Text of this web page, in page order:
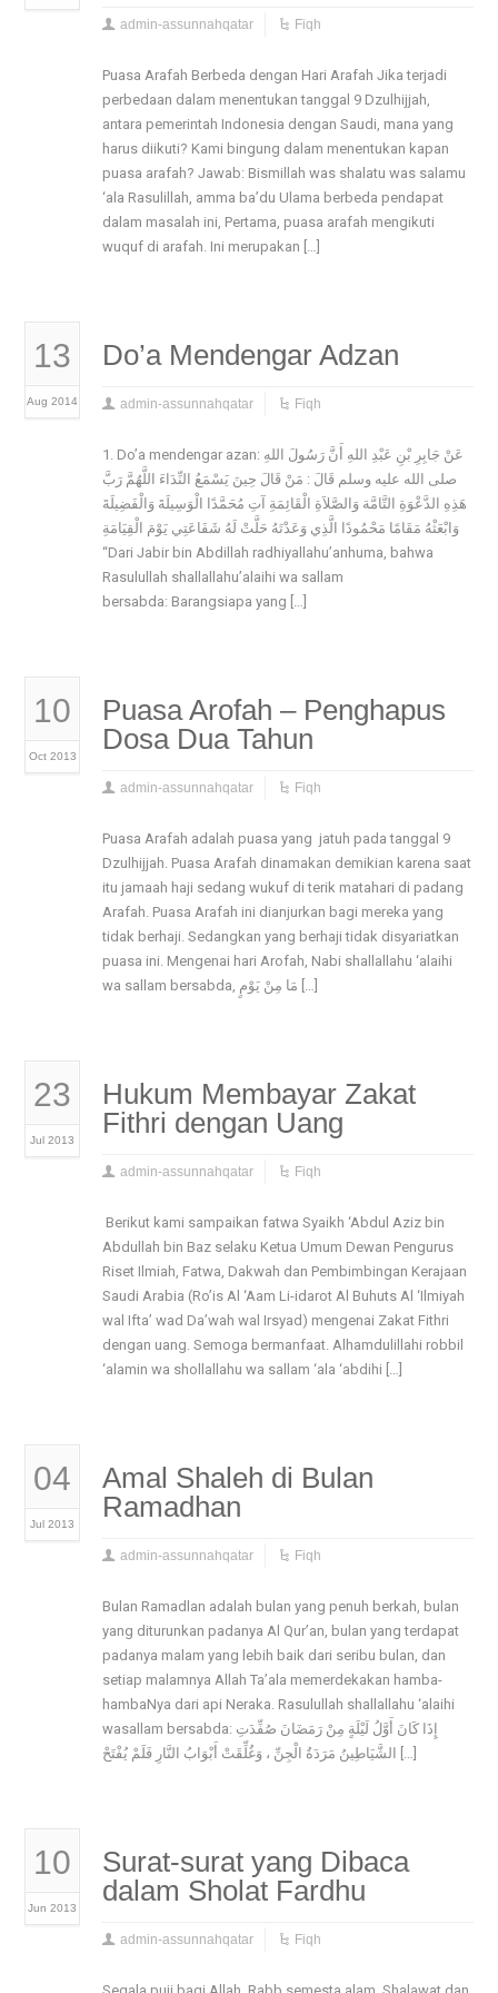
admin-assunnahqatar Fiqh
Puasa Arafah Berbeda dengan Hari Arafah Jika terjadi
perbedaan dalam menentukan tanggal 9 Dzulhijjah,
antara pemerintah Indonesia dengan Saudi, mana yang
harus diikuti? Kami bingung dalam menentukan kapan
puasa arafah? Jawab: Bismillah was shalatu was salamu
‘ala Rasulillah, amma ba’du Ulama berbeda pendapat
dalam masalah ini, Pertama, puasa arafah mengikuti
wuquf di arafah. Ini merupakan […]
13
Aug 2014
Do’a Mendengar Adzan
admin-assunnahqatar Fiqh
1. Do’a mendengar azan: عَنْ جَابِرِ بْنِ عَبْدِ اللهِ أَنَّ رَسُولَ اللهِ
صلى الله عليه وسلم قَالَ : مَنْ قَالَ حِينَ يَسْمَعُ النِّدَاءَ اللَّهُمَّ رَبَّ
هَذِهِ الدَّعْوَةِ التَّامَّة وَالصَّلاَةِ الْقَائِمَةِ آتِ مُحَمَّدًا الْوَسِيلَةَ وَالْفَضِيلَةَ
وَابْعَثْهُ مَقَامًا مَحْمُودًا الَّذِي وَعَدْتَهُ حَلَّتْ لَهُ شَفَاعَتِي يَوْمَ الْقِيَامَةِ
“Dari Jabir bin Abdillah radhiyallahu’anhuma, bahwa
Rasulullah shallallahu’alaihi wa sallam
bersabda: Barangsiapa yang […]
10
Oct 2013
Puasa Arofah – Penghapus
Dosa Dua Tahun
admin-assunnahqatar Fiqh
Puasa Arafah adalah puasa yang jatuh pada tanggal 9
Dzulhijjah. Puasa Arafah dinamakan demikian karena saat
itu jamaah haji sedang wukuf di terik matahari di padang
Arafah. Puasa Arafah ini dianjurkan bagi mereka yang
tidak berhaji. Sedangkan yang berhaji tidak disyariatkan
puasa ini. Mengenai hari Arofah, Nabi shallallahu ‘alaihi
23
Jul 2013
Hukum Membayar Zakat
Fithri dengan Uang
admin-assunnahqatar Fiqh
Berikut kami sampaikan fatwa Syaikh ‘Abdul Aziz bin
Abdullah bin Baz selaku Ketua Umum Dewan Pengurus
Riset Ilmiah, Fatwa, Dakwah dan Pembimbingan Kerajaan
Saudi Arabia (Ro’is Al ‘Aam Li-idarot Al Buhuts Al ‘Ilmiyah
wal Ifta’ wad Da’wah wal Irsyad) mengenai Zakat Fithri
dengan uang. Semoga bermanfaat. Alhamdulillahi robbil
‘alamin wa shollallahu wa sallam ‘ala ‘abdihi […]
04
Jul 2013
Amal Shaleh di Bulan
Ramadhan
admin-assunnahqatar Fiqh
Bulan Ramadlan adalah bulan yang penuh berkah, bulan
yang diturunkan padanya Al Qur’an, bulan yang terdapat
padanya malam yang lebih baik dari seribu bulan, dan
setiap malamnya Allah Ta’ala memerdekakan hamba-
hambaNya dari api Neraka. Rasulullah shallallahu ‘alaihi
wasallam bersabda: إِذَا كَانَ أَوَّلُ لَيْلَةٍ مِنْ رَمَضَانَ صُفِّدَتِ
10
Jun 2013
Surat-surat yang Dibaca
dalam Sholat Fardhu
admin-assunnahqatar Fiqh